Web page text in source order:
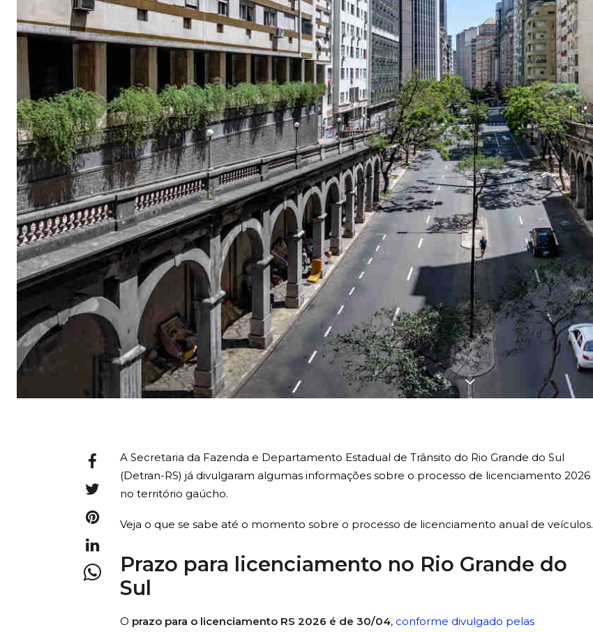
A Secretaria da Fazenda e Departamento Estadual de Trânsito do Rio Grande do Sul
(Detran-RS) já divulgaram algumas informações sobre o processo de licenciamento 2026
no território gaúcho.
Veja o que se sabe até o momento sobre o processo de licenciamento anual de veículos.
Prazo para licenciamento no Rio Grande do
Sul
O prazo para o licenciamento RS 2026 é de 30/04, conforme divulgado pelas